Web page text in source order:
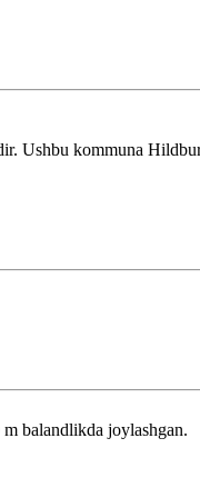
Ushbu kommuna
balandlikda joylashgan.